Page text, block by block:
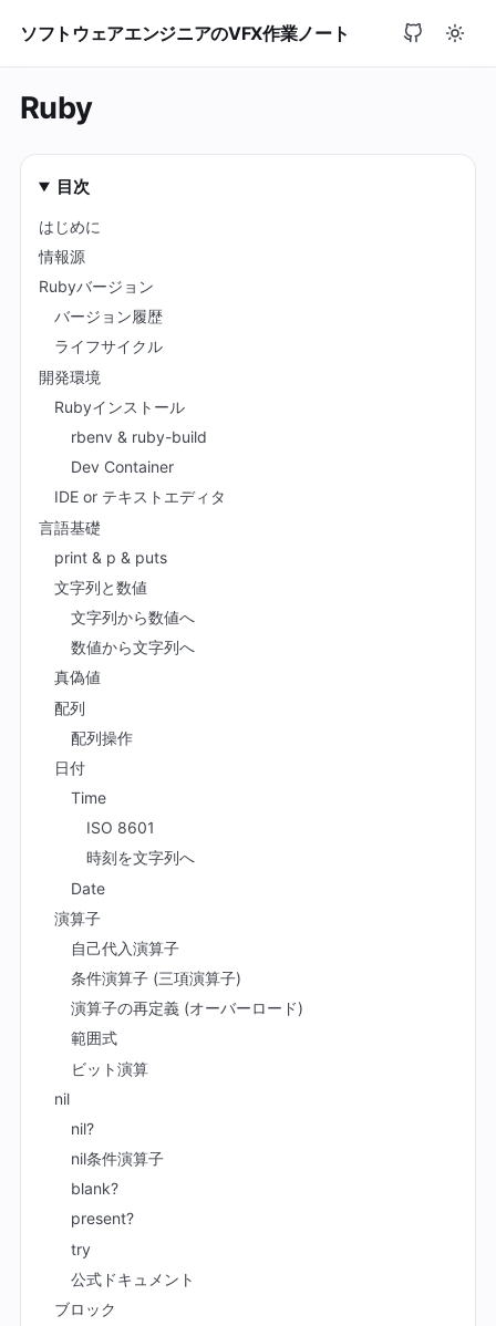
ソフトウェアエンジニアのVFX作業ノート
Ruby
目次
はじめに
情報源
Rubyバージョン
バージョン履歴
ライフサイクル
開発環境
Rubyインストール
rbenv & ruby-build
Dev Container
IDE or テキストエディタ
言語基礎
print & p & puts
文字列と数値
文字列から数値へ
数値から文字列へ
真偽値
配列
配列操作
日付
Time
ISO 8601
時刻を文字列へ
Date
演算子
自己代入演算子
条件演算子 (三項演算子)
演算子の再定義 (オーバーロード)
範囲式
ビット演算
nil
nil?
nil条件演算子
blank?
present?
try
公式ドキュメント
ブロック